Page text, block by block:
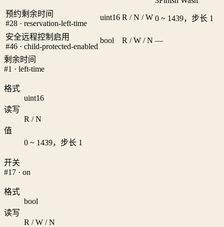
预约剩余时间
#28 · reservation-left-time
uint16 R / N / W 0 ~ 1439，步长 1
安全远程控制启用
#46 · child-protected-enabled
bool R / W / N —
剩余时间
#1 · left-time
格式
uint16
读写
R / N
值
0 ~ 1439，步长 1
开关
#17 · on
格式
bool
读写
R / W / N